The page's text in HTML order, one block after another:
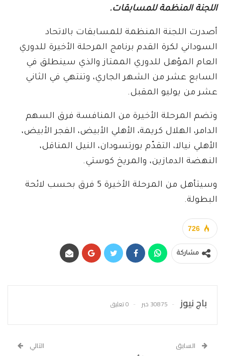
اللجنة المنظمة للمسابقات.
أصدرت اللجنة المنظمة للمسابقات بالاتحاد
السوداني لكرة القدم برنامج المرحلة الأخيرة للدوري
العام المؤهل للدوري الممتاز والذي سينطلق في
السابع عشر من الشهر الجاري، وتنتهي في الثاني
عشر من يوليو المقبل.
وتضم المرحلة الأخيرة من المنافسة فرق السهم
الدامر، الهلال كريمة، الأهلي الأبيض، الفجر الأبيض،
الأهلي نيالا، التقدّم بورتسودان، النيل المناقل،
النهضة الدمازين، والمريخ كوستي.
وسيتأهل من المرحلة الأخيرة 5 فرق بحسب لائحة
البطولة.
726
مشاركة
باج نيوز 30875 خبر 0 تعليق
السابق التالي